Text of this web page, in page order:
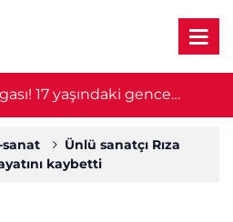
17 yaşındaki gence
saldırdılar
Ünlü sanatçı Rıza
kaybetti